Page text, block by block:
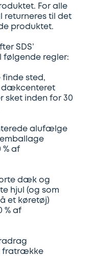
For alle
returneres til det
produktet.
SDS’
følgende regler:
finde sted,
dækcenteret
sket inden for 30
alufælge
% af
dæk og
hjul (og som
et køretøj)
% af
fratrække